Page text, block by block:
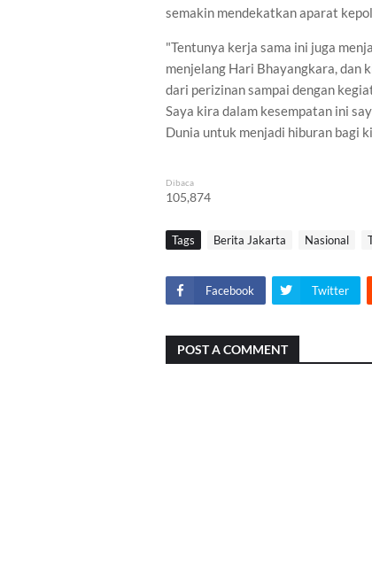
semakin mendekatkan aparat
"Tentunya kerja sama ini juga
menjelang Hari Bhayangkara, dan
dari perizinan sampai dengan
Saya kira dalam kesempatan ini
Dunia untuk menjadi hiburan bagi
Dibaca
105,874
Tags Berita Jakarta Nasional
Facebook Twitter
POST A COMMENT